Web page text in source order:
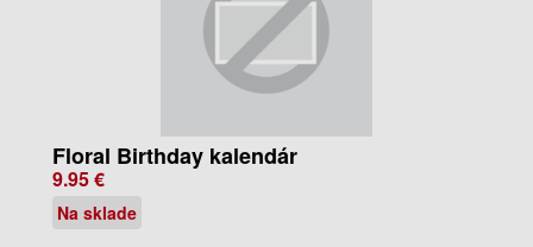
Floral Birthday kalendár
9.95 €
Na sklade